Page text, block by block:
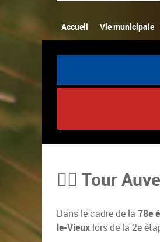
Accueil Vie municipale
🚴‍♂️ Tour
Dans le cadre de la 78e
le-Vieux lors de la 2e